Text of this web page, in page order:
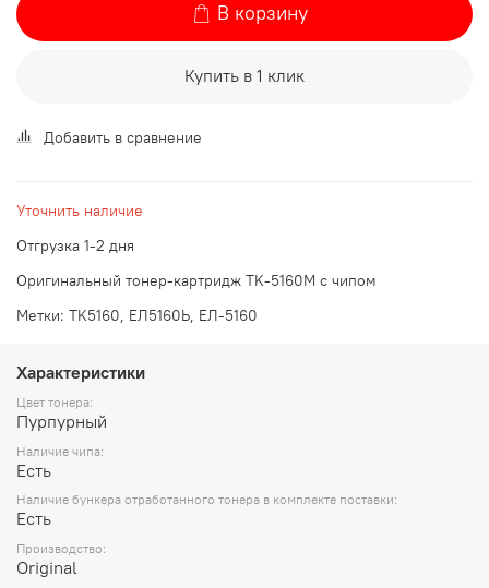
В корзину
Купить в 1 клик
Добавить в сравнение
Уточнить наличие
Отгрузка 1-2 дня
Оригинальный тонер-картридж TK-5160M с чипом
Метки: TK5160, ЕЛ5160Ь, ЕЛ-5160
Характеристики
Цвет тонера:
Пурпурный
Наличие чипа:
Есть
Наличие бункера отработанного тонера в комплекте поставки:
Есть
Производство:
Original